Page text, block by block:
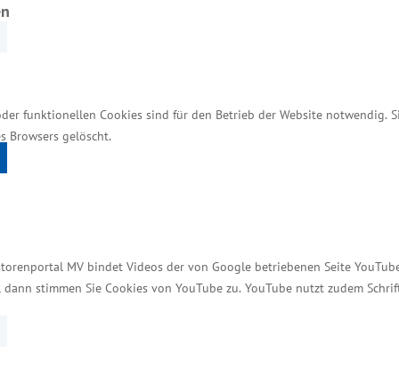
funktionellen Cookies sind für den Betrieb der Website notwendig.
Browsers gelöscht.
MV bindet Videos der von Google betriebenen Seite
dann stimmen Sie Cookies von YouTube zu. YouTube nutzt zudem
an den Liegeplätze 1 bis 6 belaufen sich auf
gleichen Teilen mit insgesamt 1,29 Millionen
ihre Dieselgeneratoren abschalten können.
und Klimaschutz bei.
Maß­nahmen können Schiffe an allen
werden.
die Geh­wege entlang der Ortsdurchfahrt
und haben eine Breite von jeweils 1,50 Metern.
des Vorhabens belaufen sich auf rund 1,2
Euro.